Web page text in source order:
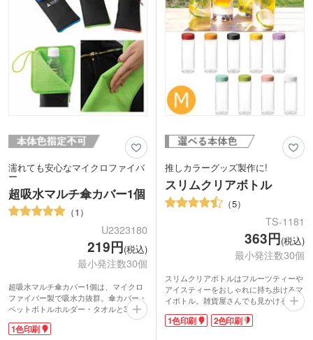
すすめです。ポリ袋入れでも印刷部分が
バッチリ見えるので、販促用に購入特典
やプレゼントなどの使用にも向いていま
濡れても安心なマイクロファイバ
ー
超吸水マルチ傘カバー1個
1
U2323180
219円(税込)
最小発注数30個
超吸水マルチ傘カバー1個は、マイクロ
ファイバー製で吸水力抜群。傘カバー・
ペットボトルホルダー・タオルと3通り
の使い方ができる便利グッズです。収納
に困る濡れた折りたたみ傘や結露した
1色印刷
推しカラーグッズ製作に!
スリムクリアボトル
5
TS-1181
363円(税込)
最小発注数30個
スリムクリアボトルはフルーツティーや
アイスティーをおしゃれに持ち歩けるマ
イボトル。雑貨屋さんでも見かけるクリ
アボトルに、オリジナルのプリントがで
きます。容量は約500mlで、飲み物だけ
1色印刷 2色印刷